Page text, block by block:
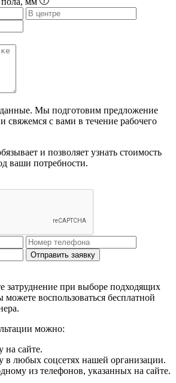
Мы подготовим предложение
свяжемся с вами в течение рабочего
и позволяет узнать стоимость
ваши потребности.
Отправить заявку
затруднение при выборе подходящих
воспользоваться бесплатной
можно:
на сайте.
в любых соцсетях нашей организации.
из телефонов, указанных на сайте.